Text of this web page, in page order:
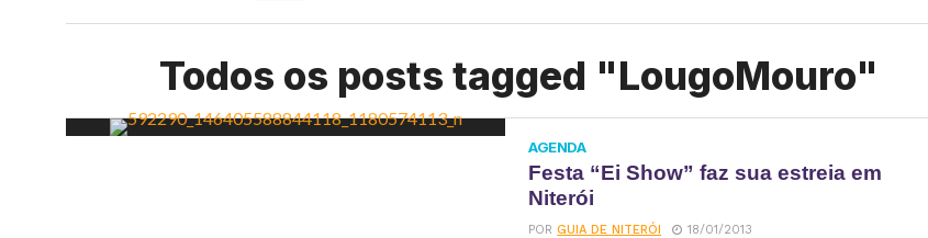
Todos os posts tagged "LougoMouro"
AGENDA
Festa “Ei Show” faz sua estreia em
Niterói
PORGUIA DE NITERÓI 18/01/2013